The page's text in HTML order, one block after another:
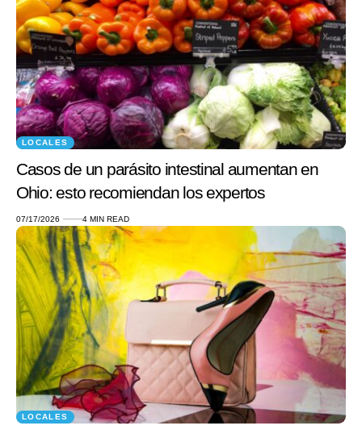
LOCALES
Casos de un parásito intestinal aumentan en
Ohio: esto recomiendan los expertos
07/17/2026 4 MIN READ
LOCALES